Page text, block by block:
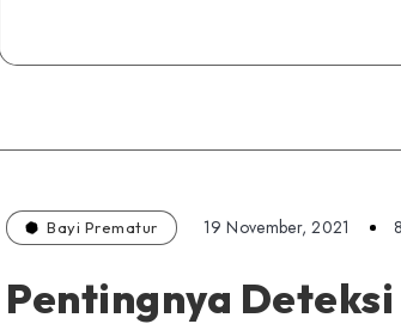
Bayi Prematur 19 November, 2021
Pentingnya